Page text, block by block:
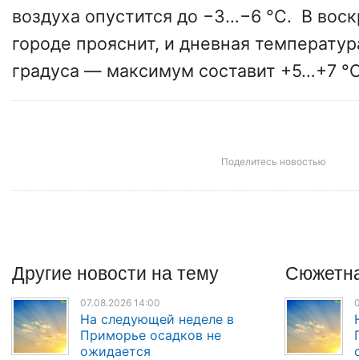
воздуха опустится до −3…−6 °C. В
городе прояснит, и дневная
градуса — максимум составит +5…+7
Поделитесь новостью
Другие новости на тему
07.08.2026 14:00
На следующей неделе в
Приморье осадков не
ожидается